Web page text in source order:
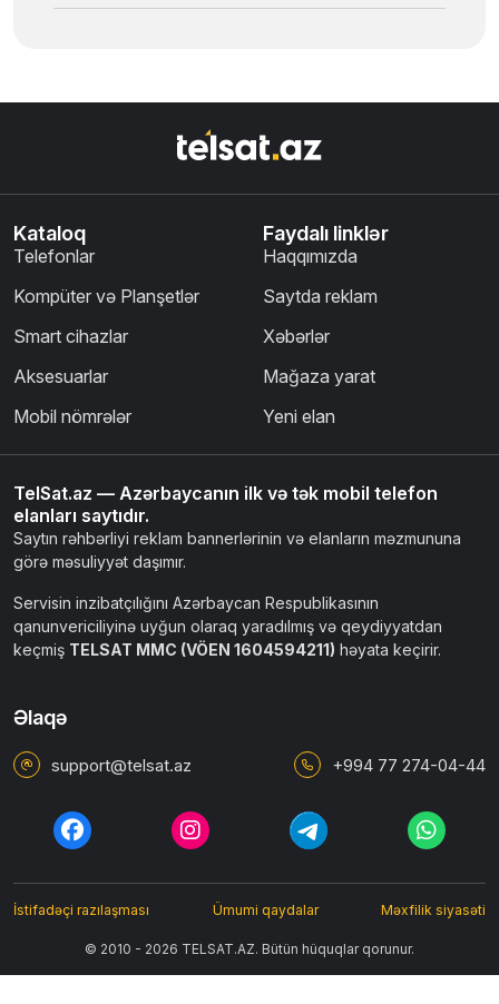
Kataloq
Telefonlar
Kompüter və Planşetlər
Smart cihazlar
Aksesuarlar
Mobil nömrələr
Faydalı linklər
Haqqımızda
Saytda reklam
Xəbərlər
Mağaza yarat
Yeni elan
TelSat.az — Azərbaycanın ilk və tək mobil telefon
elanları saytıdır.
Saytın rəhbərliyi reklam bannerlərinin və elanların məzmununa
görə məsuliyyət daşımır.
Servisin inzibatçılığını Azərbaycan Respublikasının
qanunvericiliyinə uyğun olaraq yaradılmış və qeydiyyatdan
keçmiş TELSAT MMC (VÖEN 1604594211) həyata keçirir.
Əlaqə
support@telsat.az +994 77 274-04-44
© 2010 - 2026 TELSAT.AZ. Bütün hüquqlar qorunur.
İstifadəçi razılaşması Ümumi qaydalar Məxfilik siyasəti